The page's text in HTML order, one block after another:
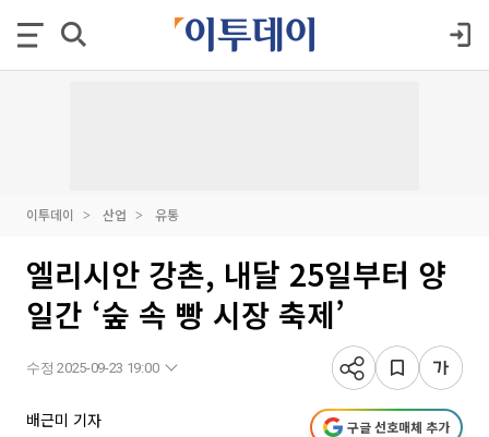
이투데이 산업 유통
엘리시안 강촌, 내달 25일부터 양
일간 ‘숲 속 빵 시장 축제’
수정 2025-09-23 19:00
배근미 기자 구글 선호매체 추가